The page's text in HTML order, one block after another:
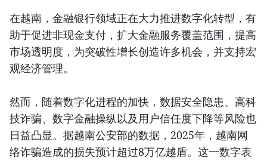
在越南，金融银行领域正在大力推进数字化转型，有
助于促进非现金支付，扩大金融服务覆盖范围，提高
市场透明度，为突破性增长创造许多机会，并支持宏
观经济管理。
然而，随着数字化进程的加快，数据安全隐患、高科
技诈骗、数字金融操纵以及用户信任度下降等风险也
日益凸显。据越南公安部的数据，2025年，越南网
络诈骗造成的损失预计超过8万亿越盾。这一数字表